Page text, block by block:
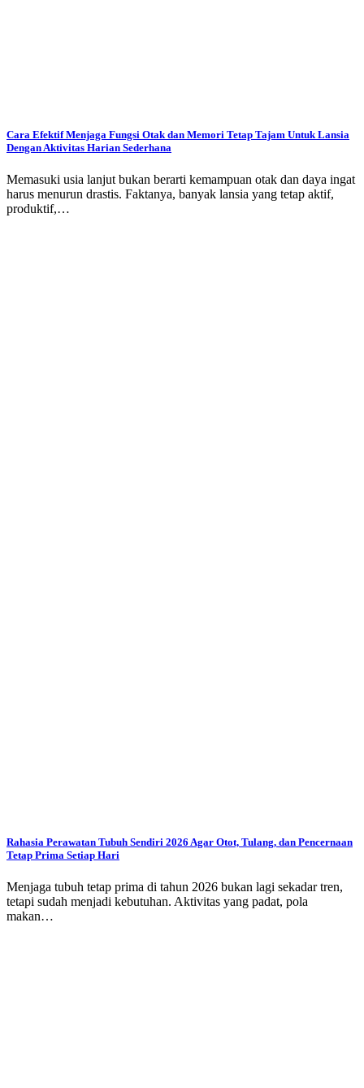
Cara Efektif Menjaga Fungsi Otak dan Memori Tetap Tajam Untuk Lansia
Dengan Aktivitas Harian Sederhana
Memasuki usia lanjut bukan berarti kemampuan otak dan daya ingat
harus menurun drastis. Faktanya, banyak lansia yang tetap aktif,
produktif,…
Rahasia Perawatan Tubuh Sendiri 2026 Agar Otot, Tulang, dan Pencernaan
Tetap Prima Setiap Hari
Menjaga tubuh tetap prima di tahun 2026 bukan lagi sekadar tren,
tetapi sudah menjadi kebutuhan. Aktivitas yang padat, pola
makan…